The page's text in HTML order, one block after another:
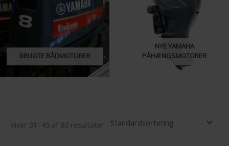
BRUGTE BÅDMOTORER
NYE YAMAHA
PÅHÆNGSMOTORER
Viser 31–45 af 80 resultater